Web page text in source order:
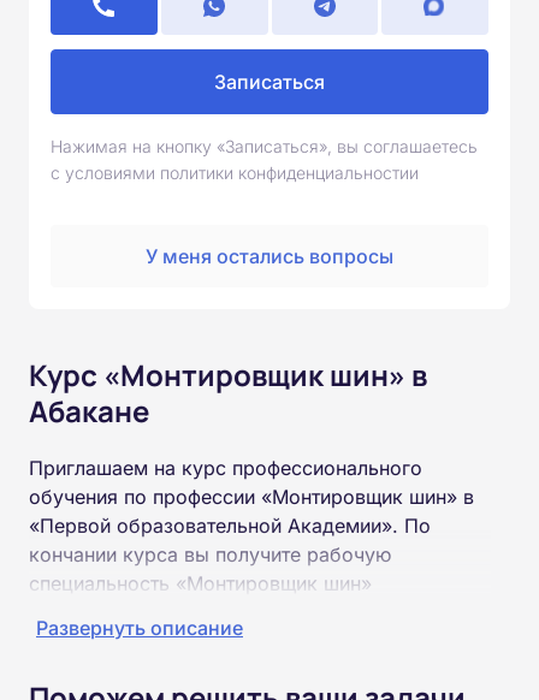
Записаться
Нажимая на кнопку «Записаться», вы соглашаетесь
с условиями политики конфиденциальностии
У меня остались вопросы
Курс «Монтировщик шин» в
Абакане
Приглашаем на курс профессионального
обучения по профессии «Монтировщик шин» в
«Первой образовательной Академии». По
кончании курса вы получите рабочую
специальность «Монтировщик шин»
Развернуть описание